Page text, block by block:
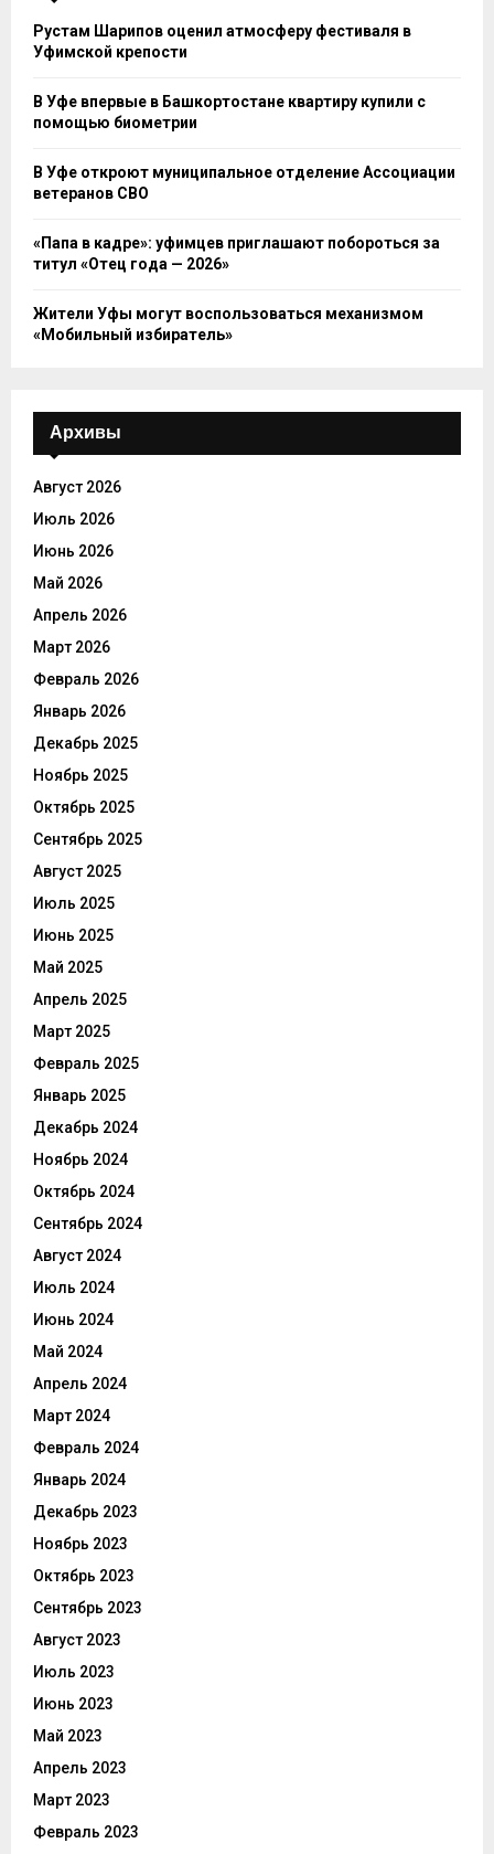
Рустам Шарипов оценил атмосферу фестиваля в
Уфимской крепости
В Уфе впервые в Башкортостане квартиру купили с
помощью биометрии
В Уфе откроют муниципальное отделение Ассоциации
ветеранов СВО
«Папа в кадре»: уфимцев приглашают побороться за
титул «Отец года — 2026»
Жители Уфы могут воспользоваться механизмом
«Мобильный избиратель»
Архивы
Август 2026
Июль 2026
Июнь 2026
Май 2026
Апрель 2026
Март 2026
Февраль 2026
Январь 2026
Декабрь 2025
Ноябрь 2025
Октябрь 2025
Сентябрь 2025
Август 2025
Июль 2025
Июнь 2025
Май 2025
Апрель 2025
Март 2025
Февраль 2025
Январь 2025
Декабрь 2024
Ноябрь 2024
Октябрь 2024
Сентябрь 2024
Август 2024
Июль 2024
Июнь 2024
Май 2024
Апрель 2024
Март 2024
Февраль 2024
Январь 2024
Декабрь 2023
Ноябрь 2023
Октябрь 2023
Сентябрь 2023
Август 2023
Июль 2023
Июнь 2023
Май 2023
Апрель 2023
Март 2023
Февраль 2023